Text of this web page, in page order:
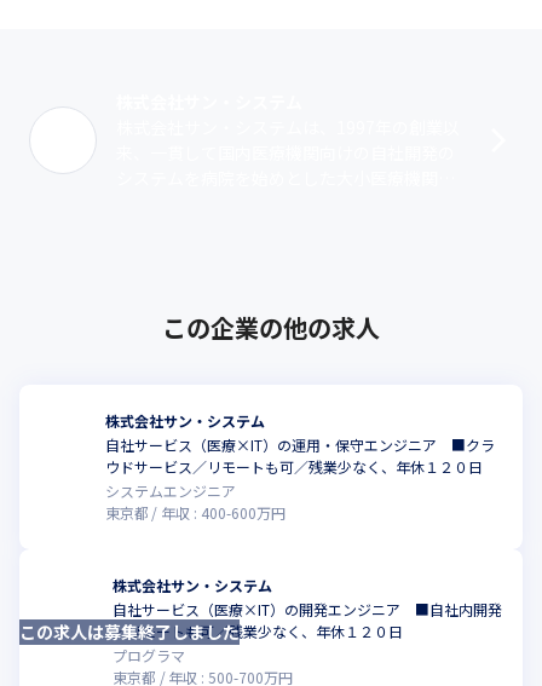
国医療サービス、クロスウィルメディカル、シバタインテック
他
IT化が加速する医療業界において、最新のIT技術を取り込んだ、
新機能、新製品・サービスを継続的に開発し、事業拡大を図って
この企業の他の求人
株式会社サン・システム
自社サービス（医療×IT）の運用・保守エンジニア ■クラ
ウドサービス／リモートも可／残業少なく、年休１２０日
システムエンジニア
東京都
年収 : 400-600万円
株式会社サン・システム
自社サービス（医療×IT）の開発エンジニア ■自社内開発
／リモートも可／残業少なく、年休１２０日
プログラマ
東京都
年収 : 500-700万円
この求人は募集終了しました